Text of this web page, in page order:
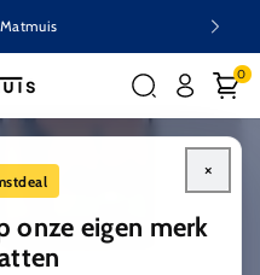
0
×
onze eigen merk